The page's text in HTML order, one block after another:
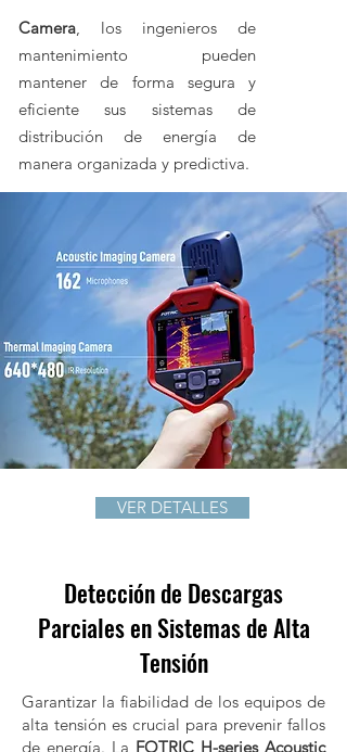
Camera, los ingenieros de
mantenimiento pueden
mantener de forma segura y
eficiente sus sistemas de
distribución de energía de
manera organizada y predictiva.
VER DETALLES
Detección de Descargas
Parciales en Sistemas de Alta
Tensión
Garantizar la fiabilidad de los equipos de
alta tensión es crucial para prevenir fallos
de energía. La FOTRIC H-series Acoustic